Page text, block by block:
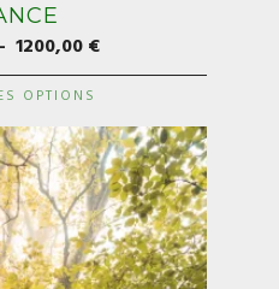
1200,00€Plage
de
30,00 €
à
1200,00 €
OPTIONS